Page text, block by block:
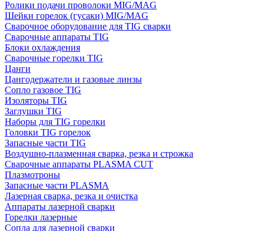
Ролики подачи проволоки MIG/MAG
Шейки горелок (гусаки) MIG/MAG
Сварочное оборудование для TIG сварки
Сварочные аппараты TIG
Блоки охлаждения
Сварочные горелки TIG
Цанги
Цангодержатели и газовые линзы
Сопло газовое TIG
Изоляторы TIG
Заглушки TIG
Наборы для TIG горелки
Головки TIG горелок
Запасные части TIG
Воздушно-плазменная сварка, резка и строжка
Сварочные аппараты PLASMA CUT
Плазмотроны
Запасные части PLASMA
Лазерная сварка, резка и очистка
Аппараты лазерной сварки
Горелки лазерные
Сопла для лазерной сварки